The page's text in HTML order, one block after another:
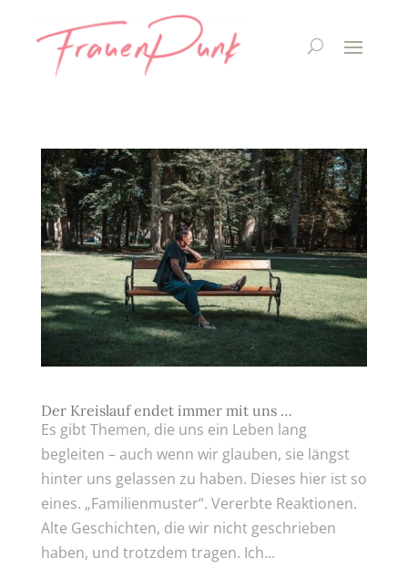
Der Kreislauf endet immer mit uns …
Es gibt Themen, die uns ein Leben lang
begleiten – auch wenn wir glauben, sie längst
hinter uns gelassen zu haben. Dieses hier ist so
eines. „Familienmuster“. Vererbte Reaktionen.
Alte Geschichten, die wir nicht geschrieben
haben, und trotzdem tragen. Ich...